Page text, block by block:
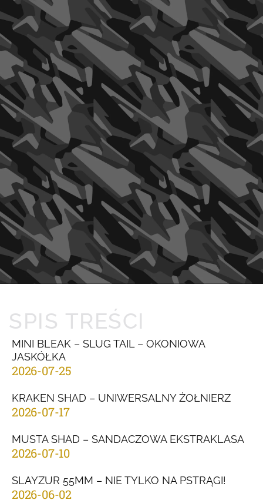
SPIS TREŚCI
MINI BLEAK – SLUG TAIL – OKONIOWA
JASKÓŁKA
2026-07-25
KRAKEN SHAD – UNIWERSALNY ŻOŁNIERZ
2026-07-17
MUSTA SHAD – SANDACZOWA EKSTRAKLASA
2026-07-10
SLAYZUR 55MM – NIE TYLKO NA PSTRĄGI!
2026-06-02